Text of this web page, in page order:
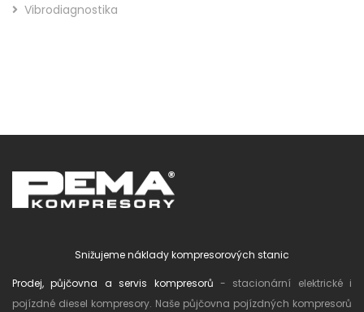
Vibrodiagnostika
Snižujeme náklady kompresorových stanic
Prodej, půjčovna a servis kompresorů - stacionární elektrické i
pojízdné diesel kompresory. Naše půjčovna pojízdných kompresorů